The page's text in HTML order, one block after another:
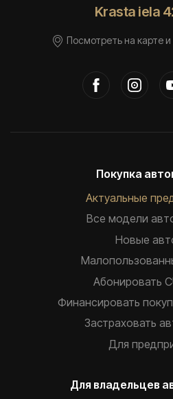
Krasta iela
Посмотреть на карте
Покупка
Актуальные
Все модели
Новые
Абонировать
Финансировать
Застраховать
Для
Для владельцев